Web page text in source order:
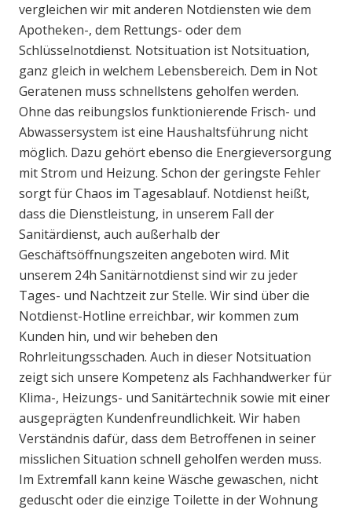
vergleichen wir mit anderen Notdiensten wie dem
Apotheken-, dem Rettungs- oder dem
Schlüsselnotdienst. Notsituation ist Notsituation,
ganz gleich in welchem Lebensbereich. Dem in Not
Geratenen muss schnellstens geholfen werden.
Ohne das reibungslos funktionierende Frisch- und
Abwassersystem ist eine Haushaltsführung nicht
möglich. Dazu gehört ebenso die Energieversorgung
mit Strom und Heizung. Schon der geringste Fehler
sorgt für Chaos im Tagesablauf. Notdienst heißt,
dass die Dienstleistung, in unserem Fall der
Sanitärdienst, auch außerhalb der
Geschäftsöffnungszeiten angeboten wird. Mit
unserem 24h Sanitärnotdienst sind wir zu jeder
Tages- und Nachtzeit zur Stelle. Wir sind über die
Notdienst-Hotline erreichbar, wir kommen zum
Kunden hin, und wir beheben den
Rohrleitungsschaden. Auch in dieser Notsituation
zeigt sich unsere Kompetenz als Fachhandwerker für
Klima-, Heizungs- und Sanitärtechnik sowie mit einer
ausgeprägten Kundenfreundlichkeit. Wir haben
Verständnis dafür, dass dem Betroffenen in seiner
misslichen Situation schnell geholfen werden muss.
Im Extremfall kann keine Wäsche gewaschen, nicht
geduscht oder die einzige Toilette in der Wohnung